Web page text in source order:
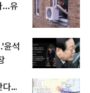
...유
윤석
다…